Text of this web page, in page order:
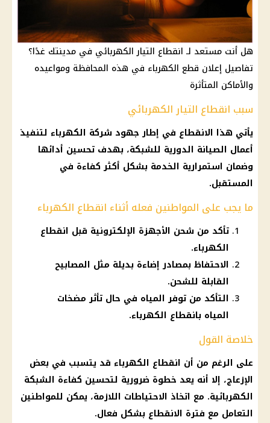
هل أنت مستعد لـ انقطاع التيار الكهربائي في مدينتك غدًا؟
تفاصيل إعلان قطع الكهرباء في هذه المحافظة ومواعيده
والأماكن المتأثرة
سبب انقطاع التيار الكهربائي
يأتي هذا الانقطاع في إطار جهود شركة الكهرباء لتنفيذ
أعمال الصيانة الدورية للشبكة، بهدف تحسين أدائها
وضمان استمرارية الخدمة بشكل أكثر كفاءة في
المستقبل.
ما يجب على المواطنين فعله أثناء انقطاع الكهرباء
تأكد من شحن الأجهزة الإلكترونية قبل انقطاع
الكهرباء.
الاحتفاظ بمصادر إضاءة بديلة مثل المصابيح
القابلة للشحن.
التأكد من توفر المياه في حال تأثر مضخات
المياه بانقطاع الكهرباء.
خلاصة القول
على الرغم من أن انقطاع الكهرباء قد يتسبب في بعض
الإزعاج، إلا أنه يعد خطوة ضرورية لتحسين كفاءة الشبكة
الكهربائية. مع اتخاذ الاحتياطات اللازمة، يمكن للمواطنين
التعامل مع فترة الانقطاع بشكل فعال.